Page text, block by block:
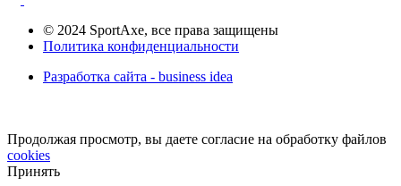
© 2024 SportAxe, все права защищены
Политика конфиденциальности
Разработка сайта - business idea
Продолжая просмотр, вы даете согласие на обработку файлов
cookies
Принять